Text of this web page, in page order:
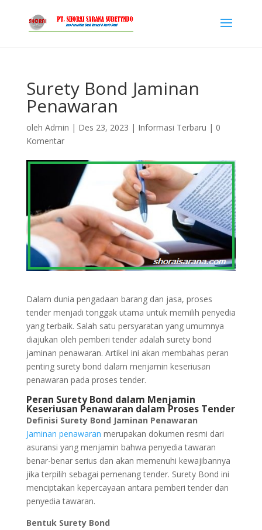
Surety Bond Jaminan
Penawaran
oleh Admin | Des 23, 2023 | Informasi Terbaru | 0
Komentar
Dalam dunia pengadaan barang dan jasa, proses
tender menjadi tonggak utama untuk memilih penyedia
yang terbaik. Salah satu persyaratan yang umumnya
diajukan oleh pemberi tender adalah surety bond
jaminan penawaran. Artikel ini akan membahas peran
penting surety bond dalam menjamin keseriusan
penawaran pada proses tender.
Peran Surety Bond dalam Menjamin
Keseriusan Penawaran dalam Proses Tender
Definisi Surety Bond Jaminan Penawaran
Jaminan penawaran merupakan dokumen resmi dari
asuransi yang menjamin bahwa penyedia tawaran
benar-benar serius dan akan memenuhi kewajibannya
jika terpilih sebagai pemenang tender. Surety Bond ini
menciptakan kepercayaan antara pemberi tender dan
penyedia tawaran.
Bentuk Surety Bond